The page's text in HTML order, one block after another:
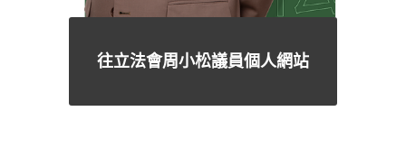
往立法會周小松議員個人網站